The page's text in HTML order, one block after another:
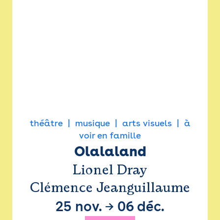
théâtre musique arts visuels
à
voir en famille
Olalaland
Lionel Dray
Clémence Jeanguillaume
25 nov. → 06 déc.